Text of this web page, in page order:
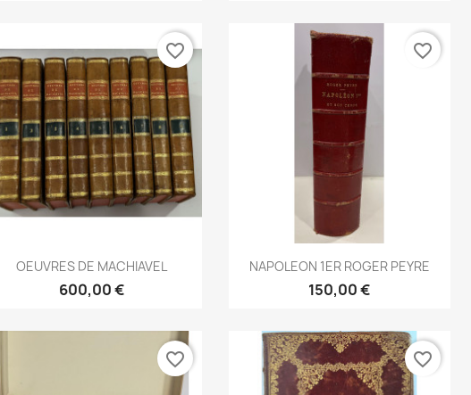
Aperçu rapide
OEUVRES DE MACHIAVEL
600,00 €
favorite_border
Aperçu rapide
NAPOLEON 1ER ROGER PEYRE
150,00 €
favorite_border
favorite_border favorite_border